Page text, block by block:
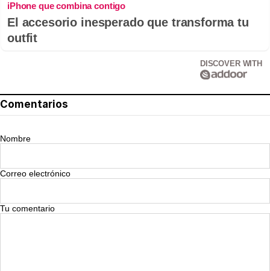
iPhone que combina contigo
El accesorio inesperado que transforma tu
outfit
DISCOVER WITH
Comentarios
Nombre
Correo electrónico
Tu comentario